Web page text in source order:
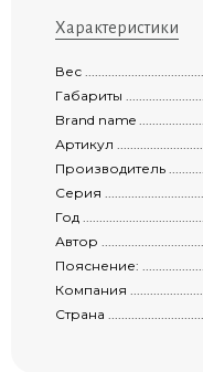
Характеристики
Вес
Габариты
Brand name
Артикул
Производитель
Серия
Год
Автор
Пояснение:
Компания
Страна